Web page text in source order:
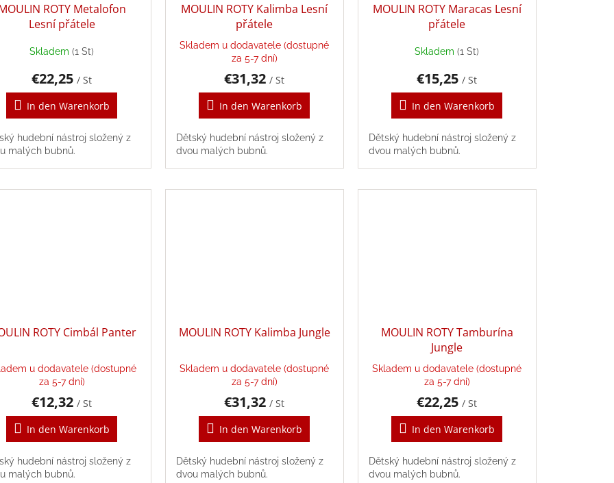
ROTY Metalofon
Lesní přátele
Skladem(1 St)
€22,25/ St
In den Warenkorb
hudební nástroj složený z
malých bubnů.
MOULIN ROTY Kalimba Lesní
přátele
Skladem u dodavatele (dostupné
za 5-7 dní)
€31,32/ St
In den Warenkorb
Dětský hudební nástroj složený z
dvou malých bubnů.
MOULIN ROTY Maracas Lesní
přátele
Skladem(1 St)
€15,25/ St
In den Warenkorb
Dětský hudební nástroj složený z
dvou malých bubnů.
ROTY Cimbál Panter
u dodavatele (dostupné
za 5-7 dní)
€12,32/ St
In den Warenkorb
hudební nástroj složený z
malých bubnů.
MOULIN ROTY Kalimba Jungle
Skladem u dodavatele (dostupné
za 5-7 dní)
€31,32/ St
In den Warenkorb
Dětský hudební nástroj složený z
dvou malých bubnů.
MOULIN ROTY Tamburína
Jungle
Skladem u dodavatele (dostupné
za 5-7 dní)
€22,25/ St
In den Warenkorb
Dětský hudební nástroj složený z
dvou malých bubnů.